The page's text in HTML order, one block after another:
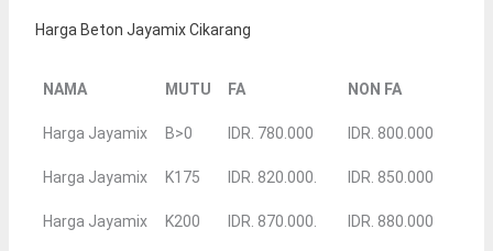
Harga Beton Jayamix Cikarang
NAMA MUTU FA NON FA
Harga Jayamix B>0 IDR. 780.000 IDR. 800.000
Harga Jayamix K175 IDR. 820.000. IDR. 850.000
Harga Jayamix K200 IDR. 870.000. IDR. 880.000